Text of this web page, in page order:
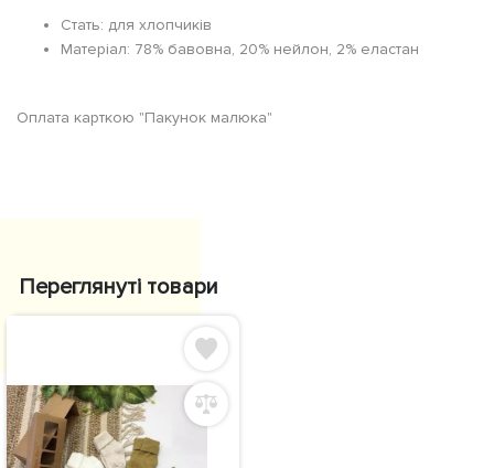
Стать: для хлопчиків
Матеріал: 78% бавовна, 20% нейлон, 2% еластан
Оплата карткою "Пакунок малюка"
Переглянуті товари